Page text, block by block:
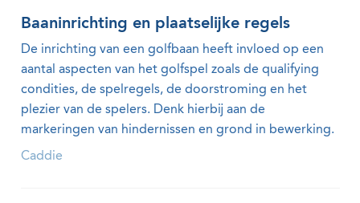
Baaninrichting en plaatselijke regels
De inrichting van een golfbaan heeft invloed op een
aantal aspecten van het golfspel zoals de qualifying
condities, de spelregels, de doorstroming en het
plezier van de spelers. Denk hierbij aan de
markeringen van hindernissen en grond in bewerking.
Caddie